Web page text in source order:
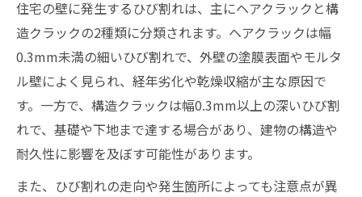
高所や広範囲のひび割れは専門業者に相談
DIYで補修困難な隙間の見極め方と判断基準
保証や施工後の安心感を重視したプロ依頼
外壁クラック補修材の選び方ガイド
ひび割れ補修材の種類と用途の違いを解説
外壁ひび割れに強い補修材の選定基準
クラック補修に適したシーリング材の特徴
住宅の壁に発生するひび割れは、主にヘアクラックと構
造クラックの2種類に分類されます。ヘアクラックは幅
0.3mm未満の細いひび割れで、外壁の塗膜表面やモルタ
ル壁によく見られ、経年劣化や乾燥収縮が主な原因で
す。一方で、構造クラックは幅0.3mm以上の深いひび割
れで、基礎や下地まで達する場合があり、建物の構造や
耐久性に影響を及ぼす可能性があります。
また、ひび割れの走向や発生箇所によっても注意点が異